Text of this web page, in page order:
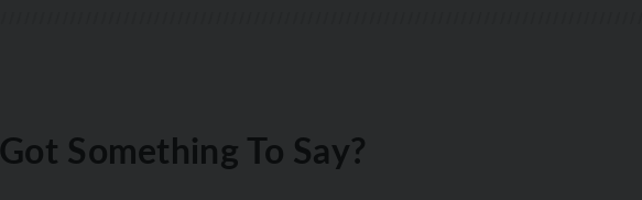
Got Something To Say?